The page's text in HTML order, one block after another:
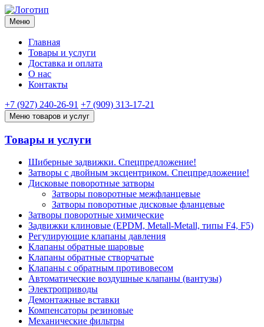
Меню
Главная
Товары и услуги
Доставка и оплата
О нас
Контакты
+7 (927) 240-26-91 +7 (909) 313-17-21
Меню товаров и услуг
Товары и услуги
Шиберные задвижки. Спецпредложение!
Затворы с двойным эксцентриком. Спецпредложение!
Дисковые поворотные затворы
Затворы поворотные межфланцевые
Затворы поворотные дисковые фланцевые
Затворы поворотные химические
Задвижки клиновые (EPDM, Metall-Metall, типы F4, F5)
Регулирующие клапаны давления
Клапаны обратные шаровые
Клапаны обратные створчатые
Клапаны с обратным противовесом
Автоматические воздушные клапаны (вантузы)
Электроприводы
Демонтажные вставки
Компенсаторы резиновые
Механические фильтры